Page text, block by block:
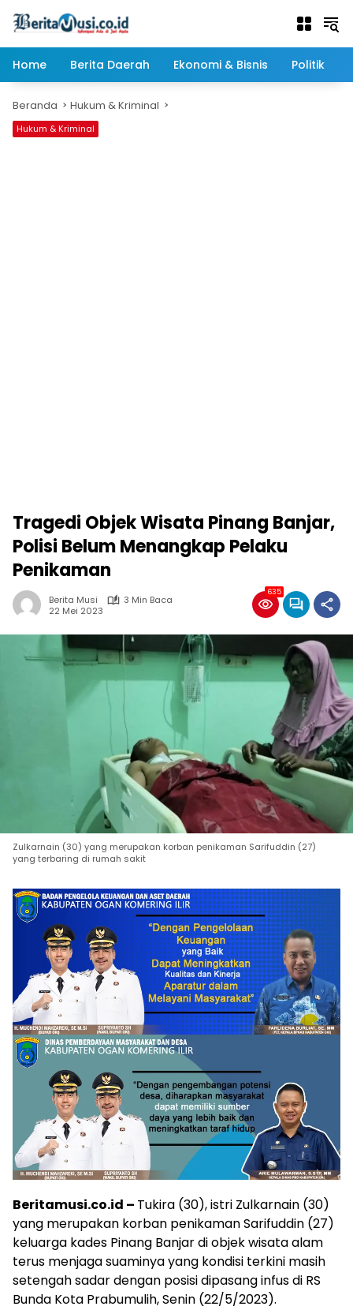
Home
Berita Daerah Ekonomi & Bisnis Politik
Beranda Hukum & Kriminal
Hukum & Kriminal
Tragedi Objek Wisata Pinang Banjar,
Polisi Belum Menangkap Pelaku
Penikaman
Berita Musi
3 Min Baca
22 Mei 2023
635
Zulkarnain (30) yang merupakan korban penikaman Sarifuddin (27)
yang terbaring di rumah sakit
Beritamusi.co.id – Tukira (30), istri Zulkarnain (30)
yang merupakan korban penikaman Sarifuddin (27)
keluarga kades Pinang Banjar di objek wisata alam
terus menjaga suaminya yang kondisi terkini masih
setengah sadar dengan posisi dipasang infus di RS
Bunda Kota Prabumulih, Senin (22/5/2023).